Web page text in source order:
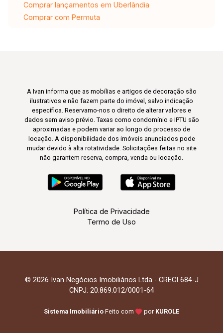
Comprar lançamentos em Uberlândia
Comprar com Permuta
A Ivan informa que as mobílias e artigos de decoração são
ilustrativos e não fazem parte do imóvel, salvo indicação
específica. Reservamo-nos o direito de alterar valores e
dados sem aviso prévio. Taxas como condomínio e IPTU são
aproximadas e podem variar ao longo do processo de
locação. A disponibilidade dos imóveis anunciados pode
mudar devido à alta rotatividade. Solicitações feitas no site
não garantem reserva, compra, venda ou locação.
Política de Privacidade
Termo de Uso
© 2026 Ivan Negócios Imobiliários Ltda - CRECI 684-J
CNPJ: 20.869.012/0001-64
Sistema Imobiliário Feito com por KUROLE